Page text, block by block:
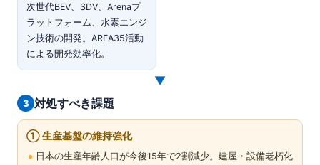
次世代BEV、SDV、Arenaプ
ラットフォーム、水素エンジ
ン技術の開発。AREA35活動
による開発効率化。
▼
3 対処すべき課題
① 生産基盤の維持強化
日本の生産年齢人口が今後15年で2割減少。建屋・設備老朽化